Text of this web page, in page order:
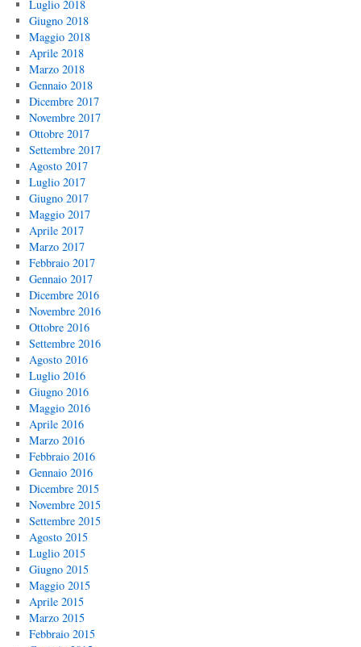
Luglio 2018
Giugno 2018
Maggio 2018
Aprile 2018
Marzo 2018
Gennaio 2018
Dicembre 2017
Novembre 2017
Ottobre 2017
Settembre 2017
Agosto 2017
Luglio 2017
Giugno 2017
Maggio 2017
Aprile 2017
Marzo 2017
Febbraio 2017
Gennaio 2017
Dicembre 2016
Novembre 2016
Ottobre 2016
Settembre 2016
Agosto 2016
Luglio 2016
Giugno 2016
Maggio 2016
Aprile 2016
Marzo 2016
Febbraio 2016
Gennaio 2016
Dicembre 2015
Novembre 2015
Settembre 2015
Agosto 2015
Luglio 2015
Giugno 2015
Maggio 2015
Aprile 2015
Marzo 2015
Febbraio 2015